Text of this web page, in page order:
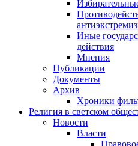
Иные
действия
Мнения
Публикации
Документы
Архив
Хроники
Религия в светском
Новости
Власти